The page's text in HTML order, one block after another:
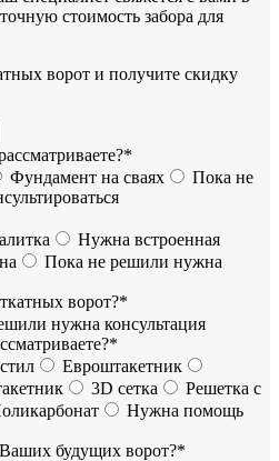
стоимость забора для
ворот и получите скидку
Фундамент на сваях
Пока не
Нужна встроенная
Пока не решили нужна
ворот?*
нужна консультация
Евроштакетник
3D сетка
Решетка с
Нужна помощь
будущих ворот?*